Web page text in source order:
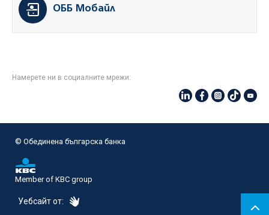
ОББ Мобайл
Намерете ни в социалните мрежи:
© Oбединена българска банка
Member of KBC group
Уебсайт от: eDesign